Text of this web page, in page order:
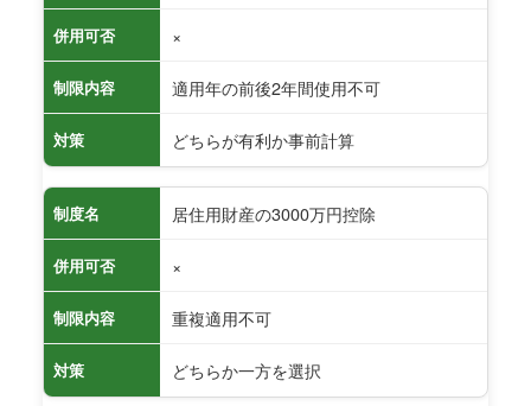
併用可否 ×
制限内容 適用年の前後2年間使用不可
対策 どちらが有利か事前計算
制度名 居住用財産の3000万円控除
併用可否 ×
制限内容 重複適用不可
対策 どちらか一方を選択